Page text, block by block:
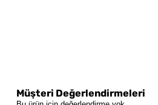
Müşteri Değerlendirmeleri